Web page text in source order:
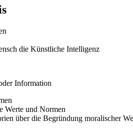
die Künstliche Intelligenz
Information
Werte und Normen
über die Begründung moralischer